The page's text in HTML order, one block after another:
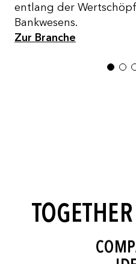
entlang der
Bankwesens.
Zur Branche
1 2